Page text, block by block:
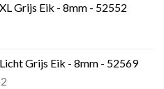
Grijs Eik - 8mm - 52552
Grijs Eik - 8mm - 52569